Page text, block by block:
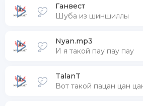
«Я вызову адвоката!»
Оттаскаю за волосы и поломаю
Ганвест
Шуба из шиншиллы
Nyan.mp3
И я такой пау пау пау
TalanT
Вот такой пацан цан